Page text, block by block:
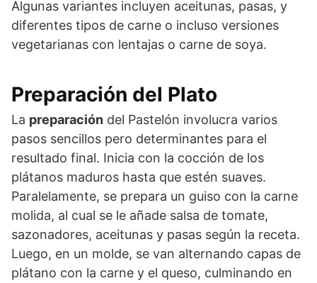
Algunas variantes incluyen aceitunas, pasas, y
diferentes tipos de carne o incluso versiones
vegetarianas con lentajas o carne de soya.
Preparación del Plato
La preparación del Pastelón involucra varios
pasos sencillos pero determinantes para el
resultado final. Inicia con la cocción de los
plátanos maduros hasta que estén suaves.
Paralelamente, se prepara un guiso con la carne
molida, al cual se le añade salsa de tomate,
sazonadores, aceitunas y pasas según la receta.
Luego, en un molde, se van alternando capas de
plátano con la carne y el queso, culminando en